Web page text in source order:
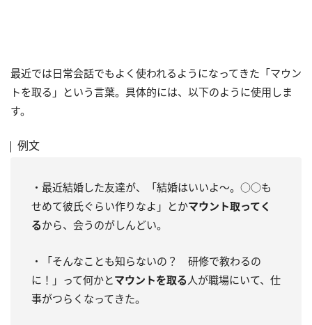
最近では日常会話でもよく使われるようになってきた「マウン
トを取る」という言葉。具体的には、以下のように使用しま
す。
例文
・最近結婚した友達が、「結婚はいいよ～。○○も
せめて彼氏ぐらい作りなよ」とかマウント取ってく
るから、会うのがしんどい。
・「そんなことも知らないの？ 研修で教わるの
に！」って何かとマウントを取る人が職場にいて、仕
事がつらくなってきた。